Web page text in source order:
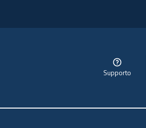
Supporto